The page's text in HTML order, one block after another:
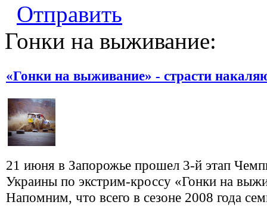
Отправить
Гонки на выживание:
«Гонки на выживание» - страсти
21 июня в Запорожье прошел 3-й этап
Украины по экстрим-кроссу «Гонки на
Напомним, что всего в сезоне 2008 года